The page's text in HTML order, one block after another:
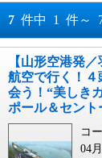
月
月
おすすめ順
料金が安い
料金が高い
7 件中 1 件～
【山形空港発
航空で行く！４
会う！“美しき
ポール＆セント
コ
04